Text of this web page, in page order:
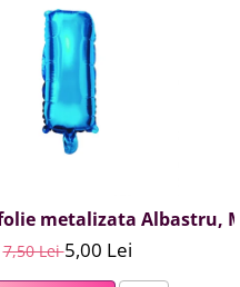
metalizata Albastru,
7,50 Lei5,00 Lei